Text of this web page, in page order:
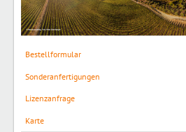
Bestellformular
Sonderanfertigungen
Lizenzanfrage
Karte